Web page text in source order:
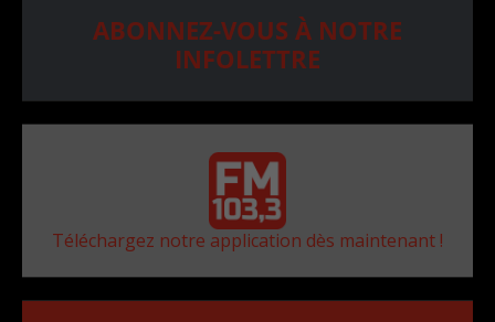
ABONNEZ-VOUS À NOTRE
INFOLETTRE
Téléchargez notre application dès maintenant !